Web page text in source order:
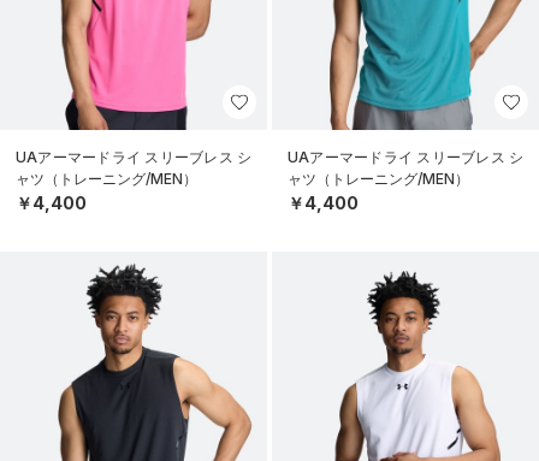
UAアーマードライ スリーブレス シ
ャツ（トレーニング/MEN）
￥4,400
UAアーマードライ スリーブレス シ
ャツ（トレーニング/MEN）
￥4,400